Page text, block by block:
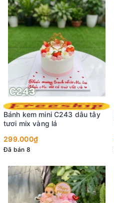
Bánh kem mini C243 dâu tây
tươi mix vàng lá
299.000₫
Đã bán 8